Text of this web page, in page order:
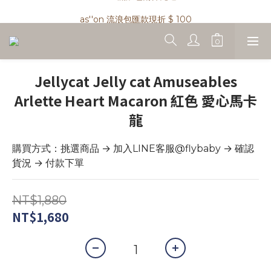
as''on 流浪包匯款現折 $ 100
精品類商品私訊小編 !
as''on 流浪包兩件免運 !
Jellycat Jelly cat Amuseables
Arlette Heart Macaron 紅色 愛心馬卡
龍
購買方式：挑選商品 → 加入LINE客服@flybaby → 確認
貨況 → 付款下單
NT$1,880
NT$1,680